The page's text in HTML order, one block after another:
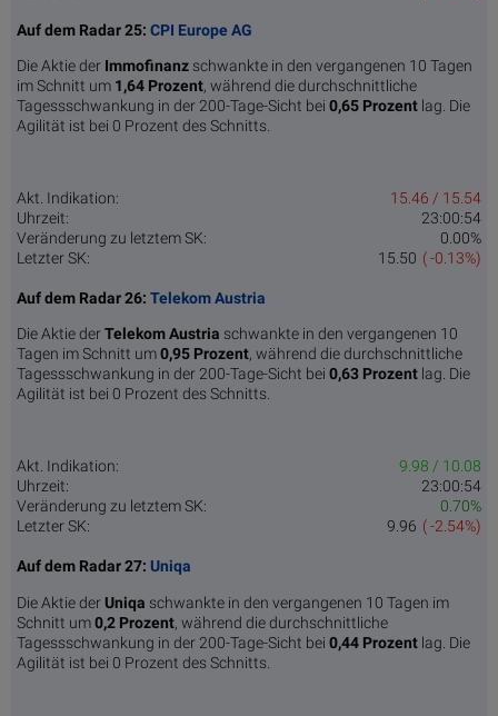
Auf dem Radar 25: CPI Europe AG
Die Aktie der Immofinanz schwankte in den vergangenen 10 Tagen
im Schnitt um 1,64 Pro­zent, während die durchschnittliche
Tagessschwankung in der 200-Tage-Sicht bei 0,65 Prozent lag. Die
Agilität ist bei 0 Prozent des Schnitts.
Akt. Indikation:
15.46 / 15.54
Uhrzeit:
23:00:54
Veränderung zu letztem SK:
0.00%
Letzter SK:
( -0.13%)
15.50
Auf dem Radar 26: Telekom Austria
Die Aktie derTelekom Austria schwankte in den vergangenen 10
Tagen im Schnitt um0,95 Pro­zent, während die durchschnittliche
Tagessschwankung in der 200-Tage-Sicht bei 0,63 Prozent lag. Die
Agilität ist bei 0 Prozent des Schnitts.
Akt. Indikation:
9.98 / 10.08
Uhrzeit:
23:00:54
Veränderung zu letztem SK:
0.70%
Letzter SK:
( -2.54%)
9.96
Auf dem Radar 27: Uniqa
Die Aktie derUniqa schwankte in den vergangenen 10 Tagen im
Schnitt um0,2 Pro­zent, während die durchschnittliche
Tagessschwankung in der 200-Tage-Sicht bei 0,44 Prozent lag. Die
Agilität ist bei 0 Prozent des Schnitts.